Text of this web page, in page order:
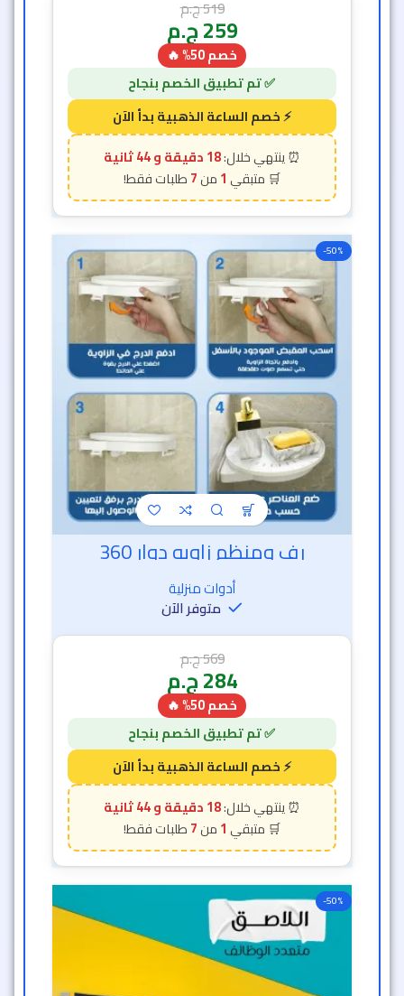
519ج.م
259ج.م
خصم 50% 🔥
18 دقيقة و 42 ثانية
1
7
-50%
رف ومنظم زاويه دوار 360
أدوات منزلية
متوفر الآن
569ج.م
284ج.م
خصم 50% 🔥
18 دقيقة و 42 ثانية
1
7
-50%